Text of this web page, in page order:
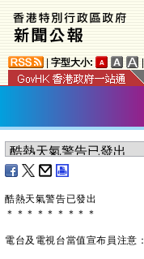
字型大小:
酷熱天氣警告已發出
＊ ＊ ＊ ＊ ＊ ＊ ＊ ＊ ＊
電台及電視台當值宣布員注意：